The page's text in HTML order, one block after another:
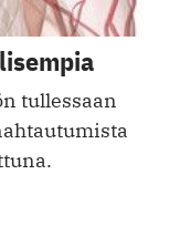
tullessaan